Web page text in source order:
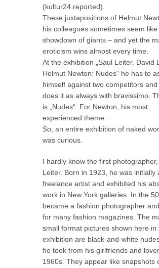
(kultur24 reported).
These juxtapositions of Helmut
his colleagues sometimes seem like
showdown of giants – and yet the
eroticism wins almost every time.
At the exhibition „Saul Leiter. David
Helmut Newton: Nudes“ he has to
himself against two competitors and
does it as always with bravissimo.
is „Nudes“. For Newton, his most
experienced theme.
So, an entire exhibition of naked
was curious.
I hardly know the first
Leiter. Born in 1923, he was initially
freelance artist and exhibited his
work in New York galleries. In the
became a fashion photographer
for many fashion magazines. The
small format pictures shown here in
exhibition are black-and-white
he took from his girlfriends and
1960s. They appear like snapshots